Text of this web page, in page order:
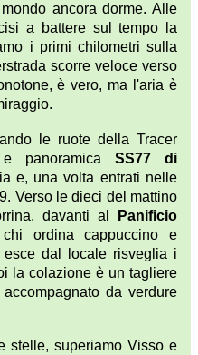
ancora dorme. Alle
a battere sul tempo la
i primi chilometri sulla
scorre veloce verso
è vero, ma l'aria è
le ruote della Tracer
panoramica SS77 di
e, una volta entrati nelle
Verso le dieci del mattino
davanti al
Panificio
ordina cappuccino e
dal locale risveglia i
la colazione è un tagliere
da verdure
stelle, superiamo Visso e